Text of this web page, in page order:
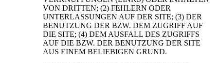
VON DRITTEN; (2) FEHLERN ODER
UNTERLASSUNGEN AUF DER SITE; (3) DER
BENUTZUNG DER BZW. DEM ZUGRIFF AUF
DIE SITE; (4) DEM AUSFALL DES ZUGRIFFS
AUF DIE BZW. DER BENUTZUNG DER SITE
AUS EINEM BELIEBIGEN GRUND.